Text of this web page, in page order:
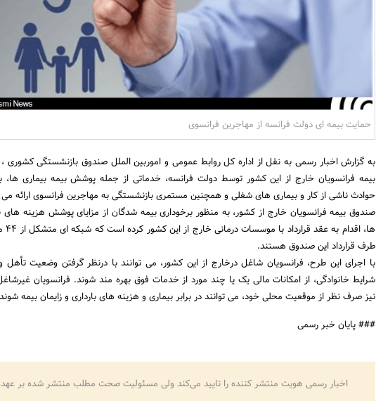
حمایت بیمه ای دولت فرانسه از مهاجرین فرانسوی
به گزارش اخبار رسمی به نقل از اداره کل روابط عمومی و اموربین الملل صندوق بازنشستگی کشوری ،
بیمه فرانسویان خارج از این کشور توسط دولت فرانسه، خدماتی از جمله پوشش بیمه بیماری ها،
حوادث ناشی از کار و بیماری های شغلی و همچنین مستمری بازنشستگی به مهاجرین فرانسوی ارائه
صندوق بیمه فرانسویان خارج از کشور، به منظور برخوداری بیمه شدگان از مزایای پوشش هزینه های
طرف قرارداد این صندوق هستند.
با اجرای این طرح، فرانسویان شاغل درخارج از این کشور، می توانند با درنظر گرفتن وضعیت
شرایط خانوادگی، از امکانات مالی یک یا چند مورد از خدمات فوق بهره مند شوند. فرانسویان
نیز صرف نظر از موقعیت محلی خود، می توانند در برابر بیماری و هزینه های بارداری و زایمان بیمه
### پایان خبر رسمی
اخبار رسمی هویت منتشر کننده را تایید می‌کند ولی مسئولیت صحت مطلب منتشر شده بر